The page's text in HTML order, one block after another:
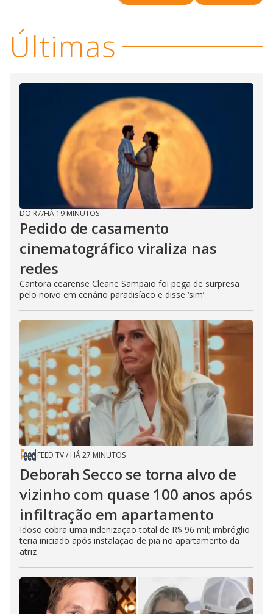
e
o
Últimas
DO R7/HÁ 19 MINUTOS
Pedido de casamento
cinematográfico viraliza nas
redes
Cantora cearense Cleane Sampaio foi pega de surpresa
pelo noivo em cenário paradisíaco e disse ‘sim’
FEED TV/ HÁ 27 MINUTOS
Deborah Secco se torna alvo de
vizinho com quase 100 anos após
infiltração em apartamento
Idoso cobra uma indenização total de R$ 96 mil; imbróglio
teria iniciado após instalação de pia no apartamento da
atriz